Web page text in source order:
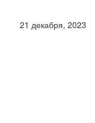
21 декабря, 2023